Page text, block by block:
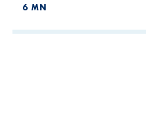
6 MN